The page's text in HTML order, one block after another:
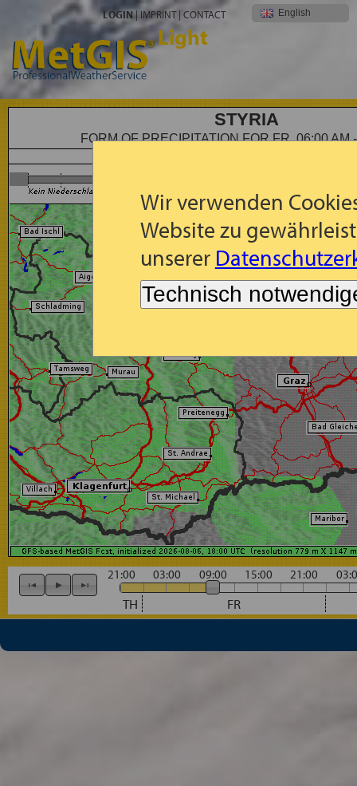
Wir verwenden
Website zu
unserer
Technisch
LOGIN| IMPRINT| CONTACT English
Light
STYRIA
FORM OF PRECIPITATION FOR FR, 06:00 AM
21:00 03:00 09:00 15:00 21:00
TH FR